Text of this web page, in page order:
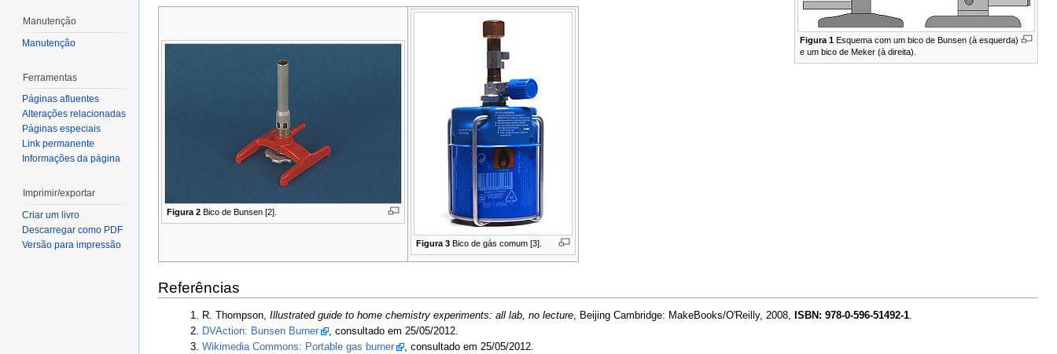
Figura 1 Esquema com um bico de Bunsen (à esquerda)
e um bico de Meker (à direita).
Figura 2 Bico de Bunsen [2].
Figura 3 Bico de gás comum [3].
Referências
R. Thompson, Illustrated guide to home chemistry experiments: all lab, no lecture, Beijing Cambridge: MakeBooks/O'Reilly, 2008, ISBN: 978-0-596-51492-1.
DVAction: Bunsen Burner
, consultado em 25/05/2012.
Wikimedia Commons: Portable gas burner
, consultado em 25/05/2012.
Manutenção
Manutenção
Ferramentas
Páginas afluentes
Alterações relacionadas
Páginas especiais
Link permanente
Informações da página
Imprimir/exportar
Criar um livro
Descarregar como PDF
Versão para impressão